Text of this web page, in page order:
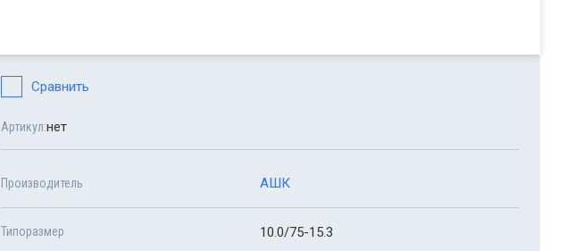
Сравнить
Артикул:нет
Производитель АШК
Типоразмер 10.0/75-15.3